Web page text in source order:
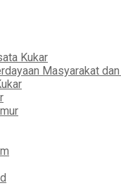
Kukar
Masyarakat